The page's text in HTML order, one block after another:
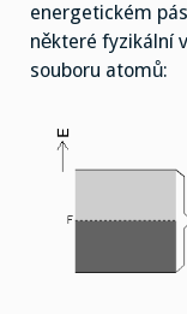
energetickém
některé fyzikální
souboru atomů: